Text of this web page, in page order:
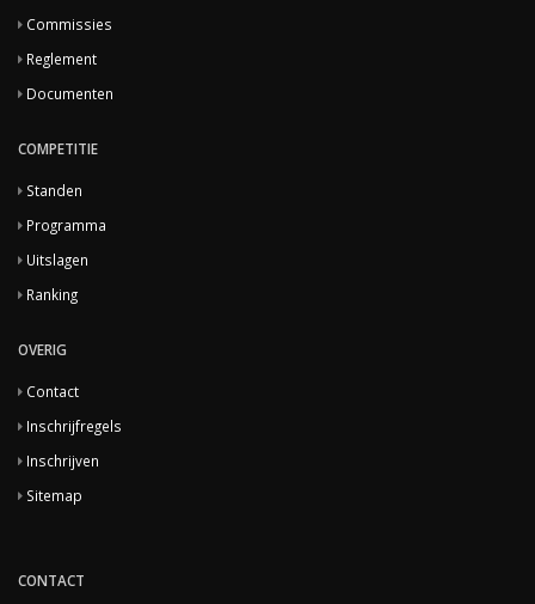
Commissies
Reglement
Documenten
COMPETITIE
Standen
Programma
Uitslagen
Ranking
OVERIG
Contact
Inschrijfregels
Inschrijven
Sitemap
CONTACT